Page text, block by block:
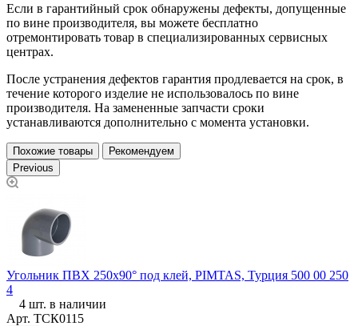
Если в гарантийный срок обнаружены дефекты, допущенные
по вине производителя, вы можете бесплатно
отремонтировать товар в специализированных сервисных
центрах.
После устранения дефектов гарантия продлевается на срок, в
течение которого изделие не использовалось по вине
производителя. На замененные запчасти сроки
устанавливаются дополнительно с момента установки.
Похожие товары
Рекомендуем
Previous
Угольник ПВХ 250х90° под клей, PIMTAS, Турция 500 00 250
4
4 шт. в наличии
Арт. ТСК0115